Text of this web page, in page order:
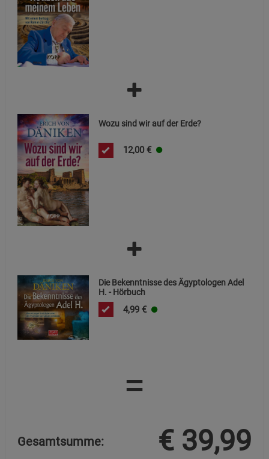
Wozu sind wir auf der Erde?
12,00 €
Die Bekenntnisse des Ägyptologen Adel
H. - Hörbuch
4,99 €
=
Gesamtsumme: € 39,99
Cookie-Informationen
Statistik Cookies (2)
Cookie-Informationen
Marketing Cookies (3)
Beschreibung Marketing Cookies
Cookie-Informationen